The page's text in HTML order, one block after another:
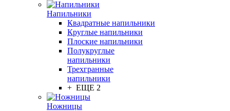
Напильники
Квадратные напильники
Круглые напильники
Плоские напильники
Полукруглые
напильники
Трехгранные
напильники
+ ЕЩЕ 2
Ножницы